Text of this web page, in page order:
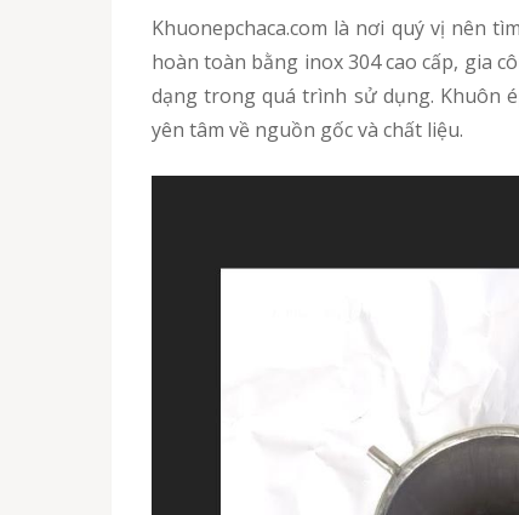
Khuonepchaca.com là nơi quý vị nên
hoàn toàn bằng inox 304 cao cấp, gia
dạng trong quá trình sử dụng. Khuôn
yên tâm về nguồn gốc và chất liệu.